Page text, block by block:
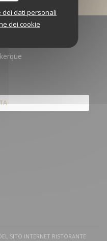
dei dati personali
dei cookie
SITO INTERNET RISTORANTE